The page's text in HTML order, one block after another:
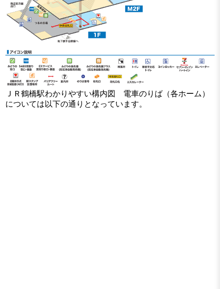
ＪＲ鶴橋駅わかりやすい構内図 電車のりば（各ホーム）
については以下の通りとなっています。